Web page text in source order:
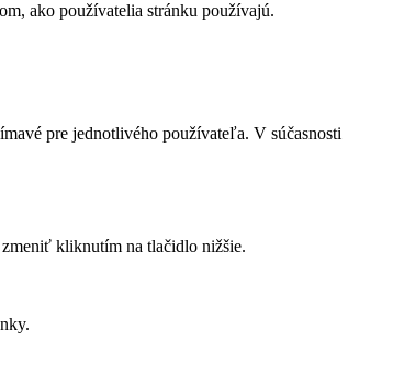
ako používatelia stránku používajú.
pre jednotlivého používateľa. V súčasnosti
kliknutím na tlačidlo nižšie.